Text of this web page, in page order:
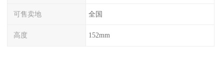
可售卖地 全国
高度 152mm